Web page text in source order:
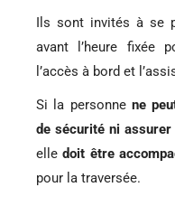
Ils sont invités à se
avant l’heure fixée
l’accès à bord et
Si la personne ne
de sécurité ni
elledoit être
pour la traversée.